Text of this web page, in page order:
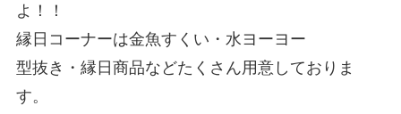
よ！！
縁日コーナーは金魚すくい・水ヨーヨー
型抜き・縁日商品などたくさん用意しておりま
す。